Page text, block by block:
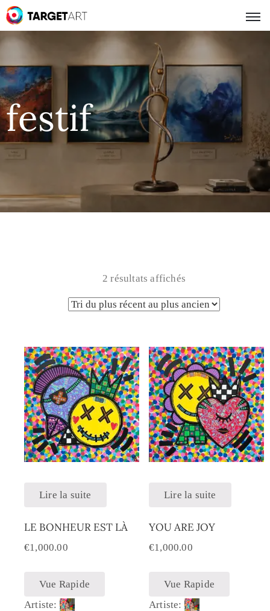
festif
2 résultats affichés
Lire la suite
LE BONHEUR EST LÀ
€1,000.00
Vue Rapide
Artiste:
Lire la suite
YOU ARE JOY
€1,000.00
Vue Rapide
Artiste: